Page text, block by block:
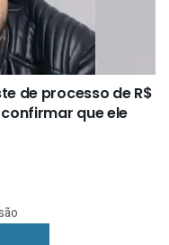
de processo de R$
que ele